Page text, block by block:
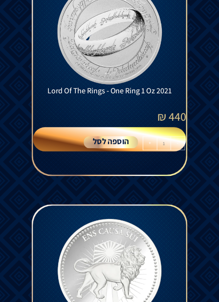
Lord Of The Rings - One Ring 1 Oz 2021
440
₪
-
+ הוספה לסל